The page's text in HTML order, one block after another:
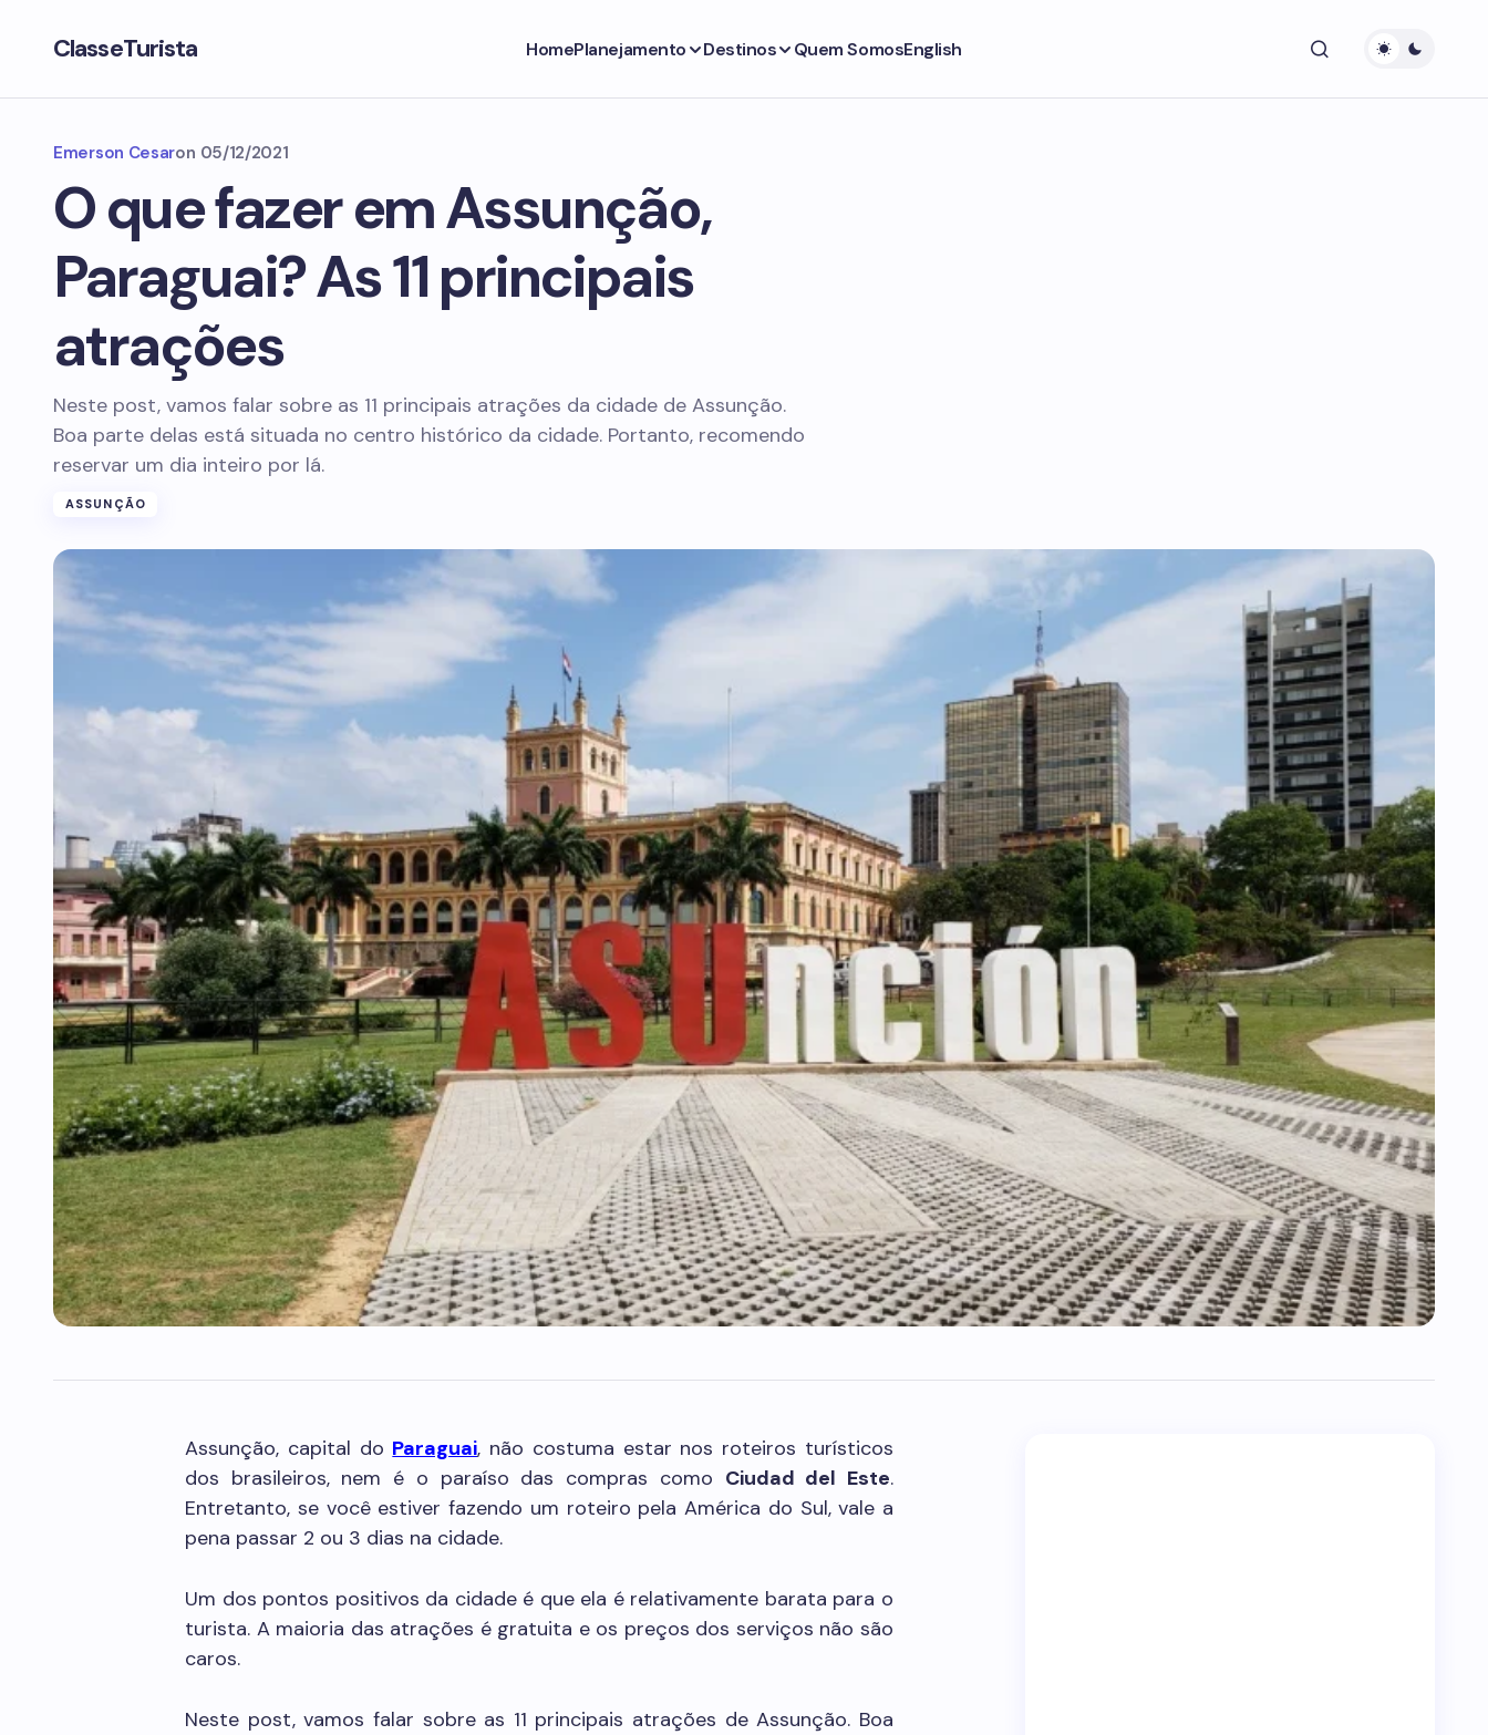
ClasseTurista HomePlanejamento Destinos Quem SomosEnglish
Emerson Cesaron 05/12/2021
O que fazer em Assunção,
Paraguai? As 11 principais
atrações
Neste post, vamos falar sobre as 11 principais atrações da cidade de Assunção.
Boa parte delas está situada no centro histórico da cidade. Portanto, recomendo
reservar um dia inteiro por lá.
ASSUNÇÃO
Assunção, capital do Paraguai, não costuma estar nos roteiros turísticos
dos brasileiros, nem é o paraíso das compras como Ciudad del Este.
Entretanto, se você estiver fazendo um roteiro pela América do Sul, vale a
pena passar 2 ou 3 dias na cidade.
Um dos pontos positivos da cidade é que ela é relativamente barata para o
turista. A maioria das atrações é gratuita e os preços dos serviços não são
caros.
Neste post, vamos falar sobre as 11 principais atrações de Assunção. Boa